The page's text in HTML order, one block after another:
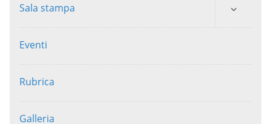
Sala stampa
Eventi
Rubrica
Galleria